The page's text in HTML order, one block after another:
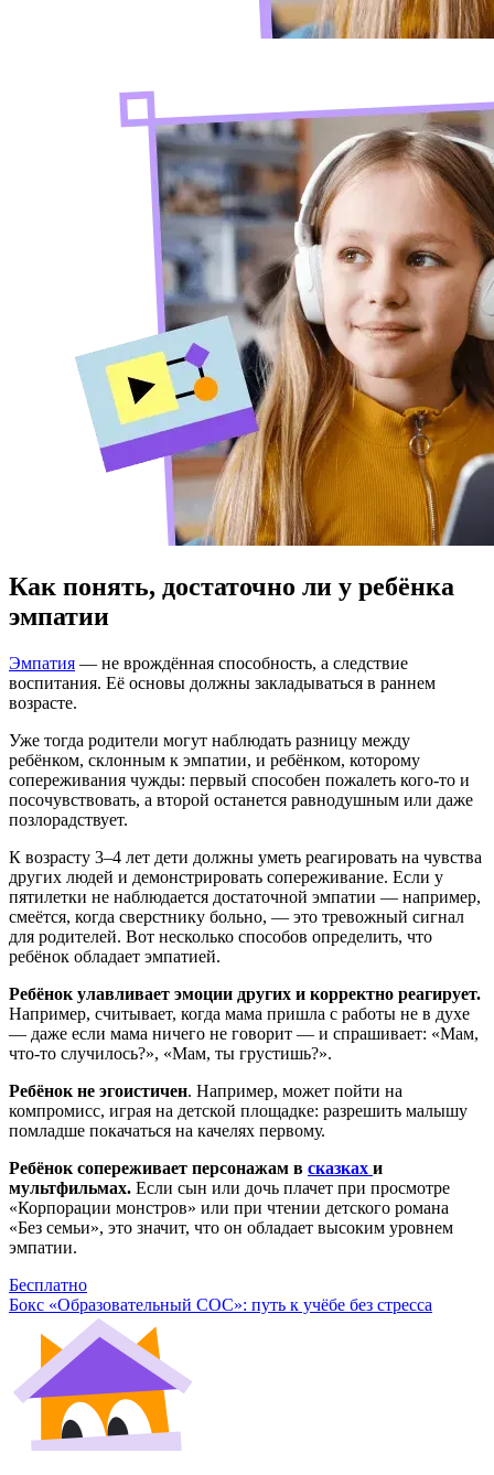
Как понять, достаточно ли у ребёнка
эмпатии
Эмпатия — не врождённая способность, а следствие
воспитания. Её основы должны закладываться в раннем
возрасте.
Уже тогда родители могут наблюдать разницу между
ребёнком, склонным к эмпатии, и ребёнком, которому
сопереживания чужды: первый способен пожалеть кого-то и
посочувствовать, а второй останется равнодушным или даже
позлорадствует.
К возрасту 3–4 лет дети должны уметь реагировать на чувства
других людей и демонстрировать сопереживание. Если у
пятилетки не наблюдается достаточной эмпатии — например,
смеётся, когда сверстнику больно, — это тревожный сигнал
для родителей. Вот несколько способов определить, что
ребёнок обладает эмпатией.
Ребёнок улавливает эмоции других и корректно реагирует.
Например, считывает, когда мама пришла с работы не в духе
— даже если мама ничего не говорит — и спрашивает: «Мам,
что-то случилось?», «Мам, ты грустишь?».
Ребёнок не эгоистичен. Например, может пойти на
компромисс, играя на детской площадке: разрешить малышу
помладше покачаться на качелях первому.
Ребёнок сопереживает персонажам в сказках и
мультфильмах. Если сын или дочь плачет при просмотре
«Корпорации монстров» или при чтении детского романа
«Без семьи», это значит, что он обладает высоким уровнем
эмпатии.
Бесплатно
Бокс «Образовательный СОС»: путь к учёбе без стресса